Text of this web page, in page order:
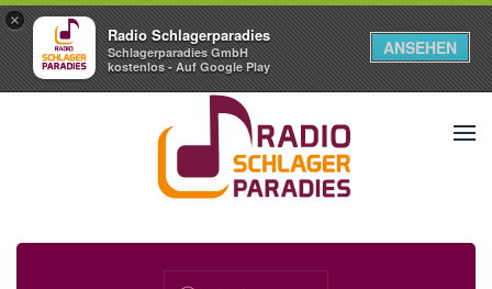
×
Radio Schlagerparadies
Schlagerparadies GmbH
kostenlos - Auf Google Play
ANSEHEN